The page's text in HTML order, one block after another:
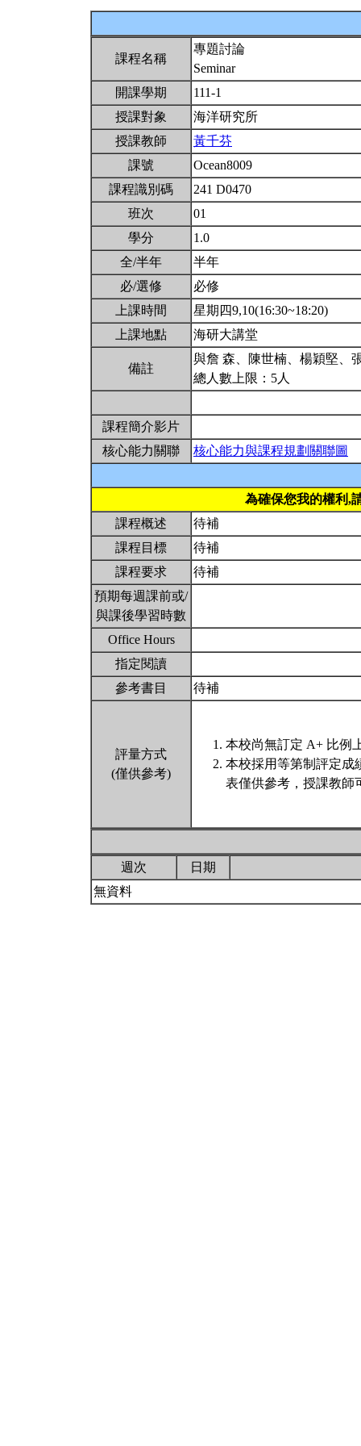
課程名稱
專題討論
Seminar
開課學期
111-1
授課對象
海洋研究所
授課教師
黃千芬
課號
Ocean8009
課程識別碼
241 D0470
班次
01
學分
1.0
全/半年
半年
必/選修
必修
上課時間
星期四9,10(16:30~18:20)
上課地點
海研大講堂
備註
與詹 森、陳世楠、楊穎堅、
總人數上限：5人
課程簡介影片
核心能力關聯
核心能力與課程規劃關聯圖
為確保您我的權利,
課程概述
待補
課程目標
待補
課程要求
待補
預期每週課前或/
與課後學習時數
Office Hours
指定閱讀
參考書目
待補
評量方式
(僅供參考)
本校尚無訂定 A+ 比例
本校採用等第制評定成
表僅供參考，授課教師
週次
日期
無資料